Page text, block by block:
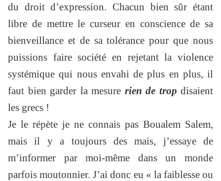
du droit d’expression. Chacun bien sûr étant
libre de mettre le curseur en conscience de sa
bienveillance et de sa tolérance pour que nous
puissions faire société en rejetant la violence
systémique qui nous envahi de plus en plus, il
faut bien garder la mesure rien de trop disaient
les grecs !
Je le répète je ne connais pas Boualem Salem,
mais il y a toujours des mais, j’essaye de
m’informer par moi-même dans un monde
parfois moutonnier. J’ai donc eu « la faiblesse ou